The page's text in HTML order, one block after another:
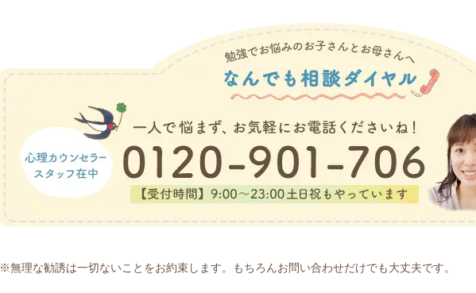
※無理な勧誘は一切ないことをお約束します。もちろんお問い合わせだけでも大丈夫です。